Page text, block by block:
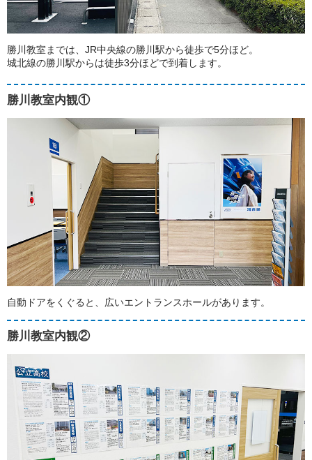
勝川教室までは、JR中央線の勝川駅から徒歩で5分ほど。
城北線の勝川駅からは徒歩3分ほどで到着します。
勝川教室内観①
自動ドアをくぐると、広いエントランスホールがあります。
勝川教室内観②